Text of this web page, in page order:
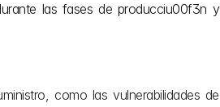
las fases de producciu00f3n y
como las vulnerabilidades de